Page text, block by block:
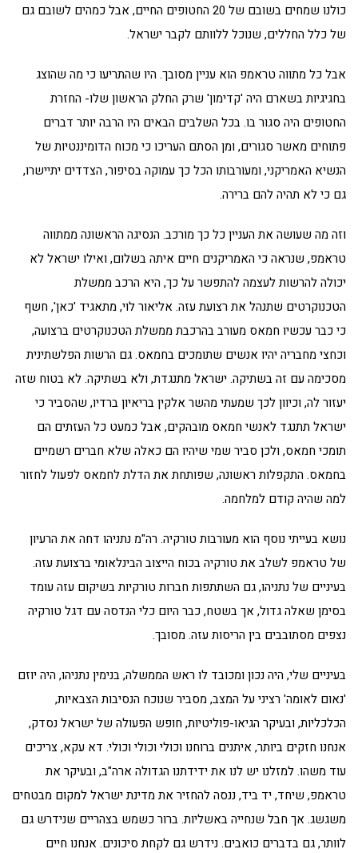
כולנו שמחים בשובם של 20 החטופים החיים, אבל כמהים לשובם גם
של כלל החללים, שנוכל ללוותם לקבר ישראל.
אבל כל מתווה טראמפ הוא עניין מסובך. היו שהתריעו כי מה שהוצג
בחגיגיות בשארם היה 'קדימון' שרק החלק הראשון שלו- החזרת
החטופים היה סגור בו. בכל השלבים הבאים היו הרבה יותר דברים
פתוחים מאשר סגורים, ומן הסתם העריכו כי מכוח הדומיננטיות של
הנשיא האמריקני, ומעורבותו הכל כך עמוקה בסיפור, הצדדים יתיישרו,
גם כי לא תהיה להם ברירה.
וזה מה שעושה את העניין כל כך מורכב. הנסיגה הראשונה ממתווה
טראמפ, שנראה כי האמריקנים חיים איתה בשלום, ואילו ישראל לא
יכולה להרשות לעצמה להתפשר על כך, היא הרכב ממשלת
הטכנוקרטים שתנהל את רצועת עזה. אליאור לוי, מתאגיד 'כאן', חשף
כי כבר עכשיו חמאס מעורב בהרכבת ממשלת הטכנוקרטים ברצועה,
וכחצי מחבריה יהיו אנשים שתומכים בחמאס. גם הרשות הפלשתינית
מסכימה עם זה בשתיקה. ישראל מתנגדת, ולא בשתיקה. לא בטוח שזה
יעזור לה, וכיוון לכך שמעתי מהשר אלקין בריאיון ברדיו, שהסביר כי
ישראל תתנגד לאנשי חמאס מובהקים, אבל כמעט כל העזתים הם
תומכי חמאס, ולכן סביר שמי שיהיו הם כאלה שלא חברים רשמיים
בחמאס. התקפלות ראשונה, שפותחת את הדלת לחמאס לפעול לחזור
למה שהיה קודם למלחמה.
נושא בעייתי נוסף הוא מעורבות טורקיה. רה"מ נתניהו דחה את הרעיון
של טראמפ לשלב את טורקיה בכוח הייצוב הבינלאומי ברצועת עזה.
בעיניים של נתניהו, גם השתתפות חברות טורקיות בשיקום עזה עומד
בסימן שאלה גדול, אך בשטח, כבר היום כלי הנדסה עם דגל טורקיה
נצפים מסתובבים בין הריסות עזה. מסובך.
בעיניים שלי, היה נכון ומכובד לו ראש הממשלה, בנימין נתניהו, היה יוזם
'נאום לאומה' רציני על המצב, מסביר שנוכח הנסיבות הצבאיות,
הכלכליות, ובעיקר הגיאו-פוליטיות, חופש הפעולה של ישראל נסדק,
אנחנו חזקים ביותר, איתנים ברוחנו וכולי וכולי וכולי. דא עקא, צריכים
עוד משהו. למזלנו יש לנו את ידידתנו הגדולה ארה"ב, ובעיקר את
טראמפ, שיחד, יד ביד, ננסה להחזיר את מדינת ישראל למקום מבטחים
משגשג. אך חבל שנחייה באשליות. ברור כשמש בצהריים שנידרש גם
לוותר, גם בדברים כואבים. נידרש גם לקחת סיכונים. אנחנו חיים